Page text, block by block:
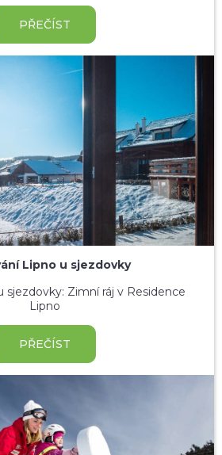
PŘEČÍST
Lipno u sjezdovky
sjezdovky: Zimní ráj v Residence
Lipno
PŘEČÍST